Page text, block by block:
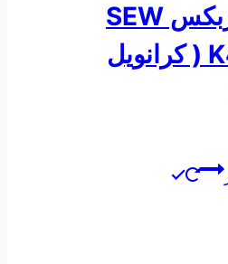
الکتروگیربکس SEW
سری K47 ( کرانویل